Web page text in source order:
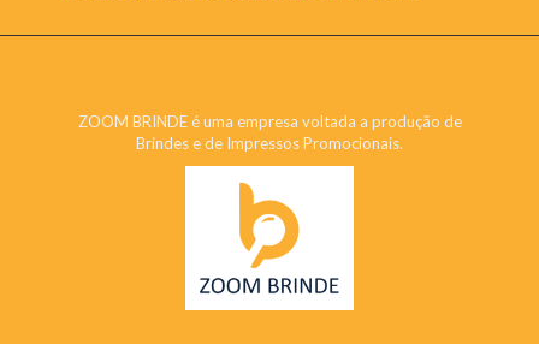
ZOOM BRINDE é uma empresa voltada a produção de
Brindes e de Impressos Promocionais.